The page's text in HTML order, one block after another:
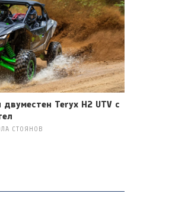
двуместен Teryx H2 UTV с
СТОЯНОВ